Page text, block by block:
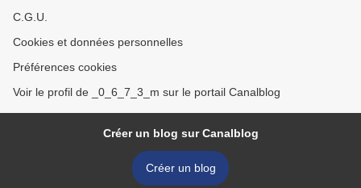
C.G.U.
Cookies et données personnelles
Préférences cookies
Voir le profil de _0_6_7_3_m sur le portail Canalblog
Créer un blog sur Canalblog
Créer un blog